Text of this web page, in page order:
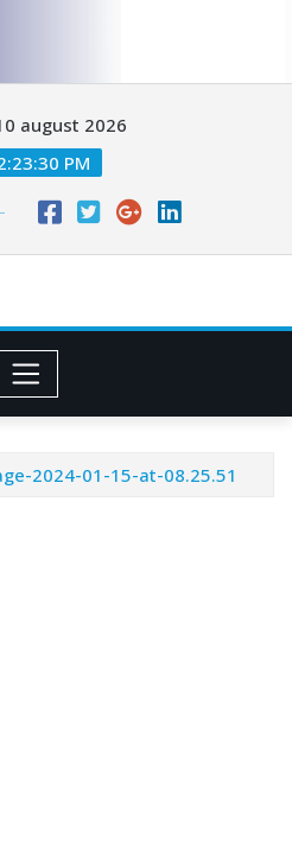
august 2026
PM
2024-01-15-at-08.25.51